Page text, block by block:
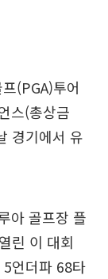
(PGA)투어
스(총상금
경기에서 유
아 골프장 플
린 이 대회
언더파 68타